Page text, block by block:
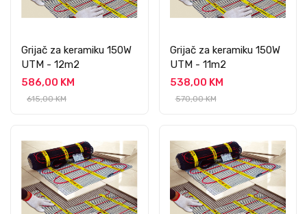
Grijač za keramiku 150W
UTM - 12m2
586,00 KM
615,00 KM
Grijač za keramiku 150W
UTM - 11m2
538,00 KM
570,00 KM